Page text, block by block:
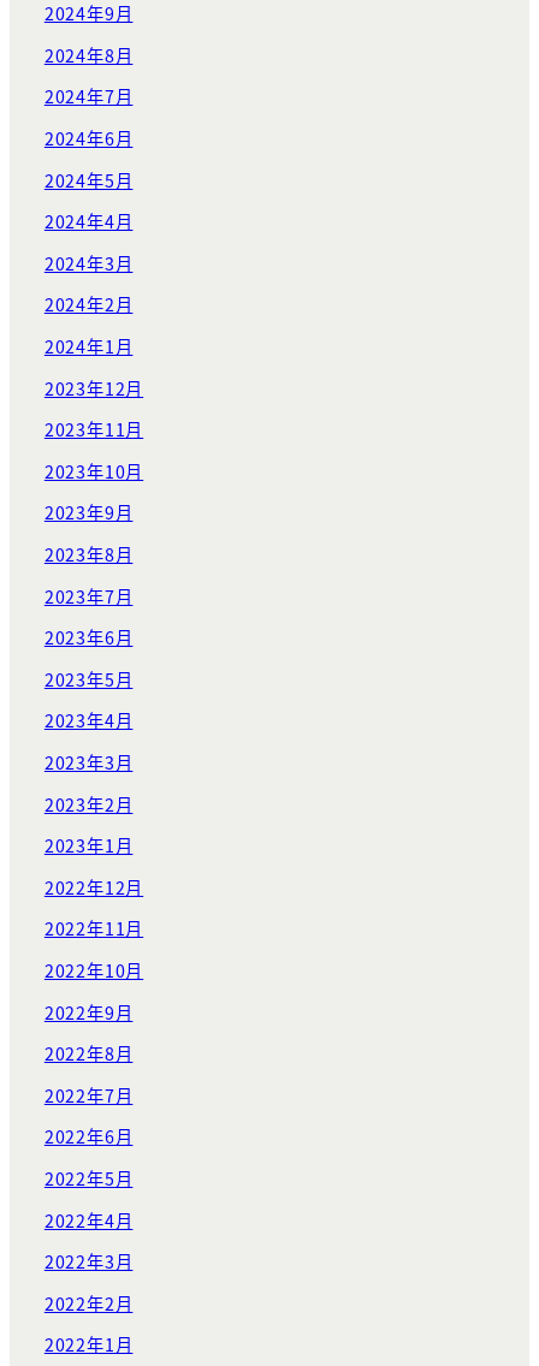
2024年9月
2024年8月
2024年7月
2024年6月
2024年5月
2024年4月
2024年3月
2024年2月
2024年1月
2023年12月
2023年11月
2023年10月
2023年9月
2023年8月
2023年7月
2023年6月
2023年5月
2023年4月
2023年3月
2023年2月
2023年1月
2022年12月
2022年11月
2022年10月
2022年9月
2022年8月
2022年7月
2022年6月
2022年5月
2022年4月
2022年3月
2022年2月
2022年1月